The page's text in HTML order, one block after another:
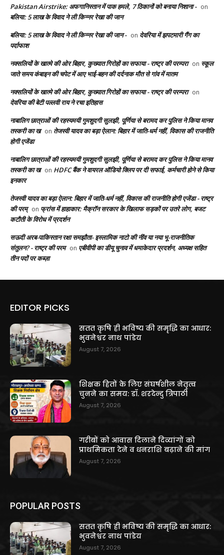
Pakistan Airstrike: अफगानिस्तान में पाक हमले, 7 ठिकानों को बनाया निशाना - on
बलिया: 5 लाख के विवाद ने ली किन्नर रेखा की जान
बलिया: 5 लाख के विवाद ने ली किन्नर रेखा की जान - on देवरिया में झपटमारी गैंग का
पर्दाफाश
नक्सलियों के खात्मे की ओर बिहार, कुख्यात गिरोहों का सफाया - राष्ट्र की परम्परा on स्कूल
जाते समय कंबाइन की चपेट में आए भाई-बहन की दर्दनाक मौत से गांव में मातम
नक्सलियों के खात्मे की ओर बिहार, कुख्यात गिरोहों का सफाया - राष्ट्र की परम्परा on
देवरिया की बेटी पल्लवी राय ने रचा इतिहास
नाबालिग छात्राओं की रहस्यमयी गुमशुदगी सुलझी, पूर्णिया से बरामद कर पुलिस ने किया मानव
तस्करी का ख on तेजस्वी यादव का बड़ा ऐलान: बिहार में जाति-धर्म नहीं, विकास की राजनीति
होगी एजेंडा
नाबालिग छात्राओं की रहस्यमयी गुमशुदगी सुलझी, पूर्णिया से बरामद कर पुलिस ने किया मानव
तस्करी का ख on HDFC बैंक ने वायरल ऑडियो क्लिप पर दी सफाई, कर्मचारी होने से किया
इनकार
तेजस्वी यादव का बड़ा ऐलान: बिहार में जाति-धर्म नहीं, विकास की राजनीति होगी एजेंडा - राष्ट्र
की परम् on फ्रांस में हाहाकार: मैक्रॉन सरकार के खिलाफ सड़कों पर उतरे लोग, बजट
कटौती के विरोध में प्रदर्शन
सऊदी अरब-पाकिस्तान रक्षा समझौता- इस्लामिक नाटो की नींव या नया भू-राजनीतिक
संतुलन? - राष्ट्र की परम on एबीवीपी का डीयू चुनाव में धमाकेदार प्रदर्शन, अध्यक्ष सहित
तीन पदों पर कब्ज़ा
EDITOR PICKS
सतत कृषि ही भविष्य की समृद्धि का आधार:
भुवनेश्वर नाथ पांडेय
August 7, 2026
शिक्षक हितों के लिए संघर्षशील नेतृत्व
चुनने का समय: डॉ. शरदेन्दु त्रिपाठी
August 7, 2026
गरीबों को आवास दिलाने दिव्यांगों को
प्राथमिकता देने व धनराशि बढ़ाने की मांग
August 7, 2026
POPULAR POSTS
सतत कृषि ही भविष्य की समृद्धि का आधार:
भुवनेश्वर नाथ पांडेय
August 7, 2026